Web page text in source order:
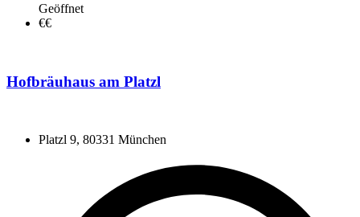
Geöffnet
€€
Hofbräuhaus am Platzl
Platzl 9, 80331 München